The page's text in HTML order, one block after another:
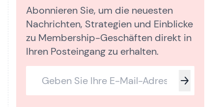
Abonnieren Sie, um die neuesten
Nachrichten, Strategien und Einblicke
zu Membership-Geschäften direkt in
Ihren Posteingang zu erhalten.